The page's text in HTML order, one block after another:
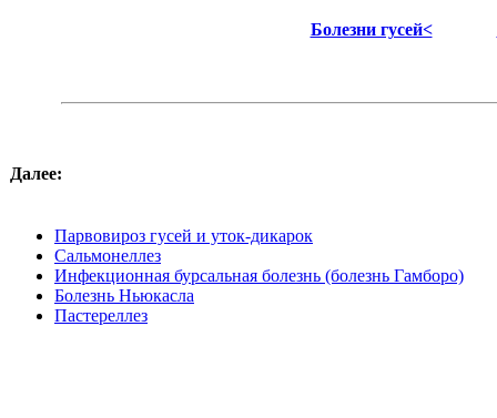
Болезни гусей<
Далее:
Парвовироз гусей и уток-дикарок
Сальмонеллез
Инфекционная бурсальная болезнь (болезнь Гамборо)
Болезнь Ньюкасла
Пастереллез